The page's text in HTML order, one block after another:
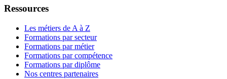
Ressources
Les métiers de A à Z
Formations par secteur
Formations par métier
Formations par compétence
Formations par diplôme
Nos centres partenaires